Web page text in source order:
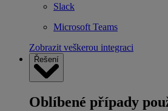
Slack
Microsoft Teams
Zobrazit veškerou integraci
Řešení
Oblíbené případy